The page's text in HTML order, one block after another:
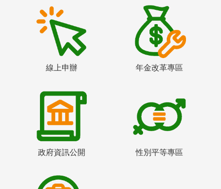
線上申辦 年金改革專區
政府資訊公開 性別平等專區